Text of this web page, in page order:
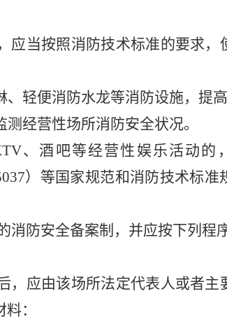
应当按照消防技术标准的要求
、轻便消防水龙等消防设施，提
经营性场所消防安全状况。
、 酒吧等经营性娱乐活动的
） 等国家规范和消防技术标准
消防安全备案制，并应按下列程
，应由该场所法定代表人或者
：